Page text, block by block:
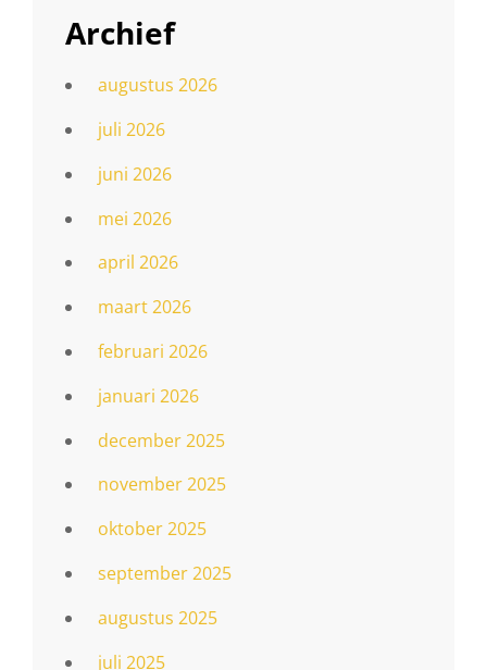
Archief
augustus 2026
juli 2026
juni 2026
mei 2026
april 2026
maart 2026
februari 2026
januari 2026
december 2025
november 2025
oktober 2025
september 2025
augustus 2025
juli 2025